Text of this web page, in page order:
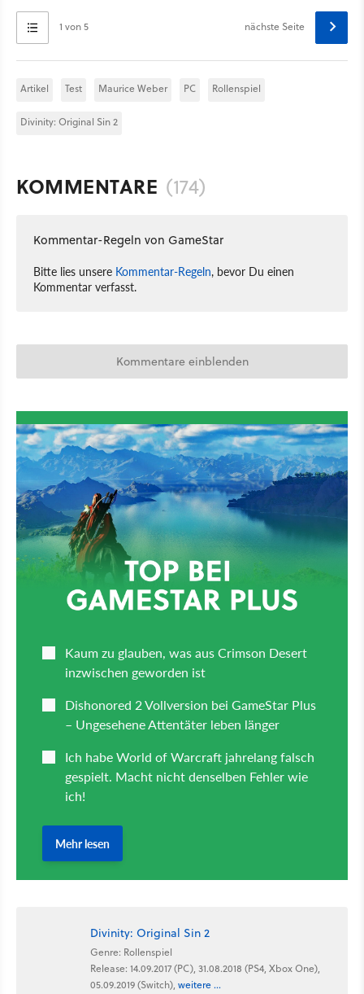
1 von 5 nächste Seite
Artikel Test Maurice Weber PC Rollenspiel
Divinity: Original Sin 2
KOMMENTARE (174)
Kommentar-Regeln von GameStar
Bitte lies unsere Kommentar-Regeln, bevor Du einen
Kommentar verfasst.
Kommentare einblenden
Divinity: Original Sin 2
Genre: Rollenspiel
Release: 14.09.2017 (PC), 31.08.2018 (PS4, Xbox One),
05.09.2019 (Switch), weitere ...